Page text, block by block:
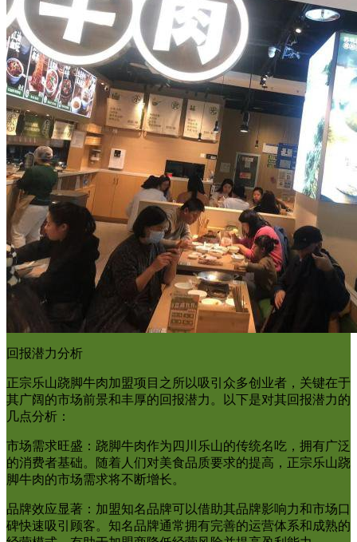
回报潜力分析
正宗乐山跷脚牛肉加盟项目之所以吸引众多创业者，关键在于
其广阔的市场前景和丰厚的回报潜力。以下是对其回报潜力的
几点分析：
市场需求旺盛：跷脚牛肉作为四川乐山的传统名吃，拥有广泛
的消费者基础。随着人们对美食品质要求的提高，正宗乐山跷
脚牛肉的市场需求将不断增长。
品牌效应显著：加盟知名品牌可以借助其品牌影响力和市场口
碑快速吸引顾客。知名品牌通常拥有完善的运营体系和成熟的